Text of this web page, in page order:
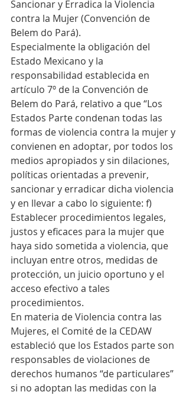
Sancionar y Erradica la Violencia
contra la Mujer (Convención de
Belem do Pará).
Especialmente la obligación del
Estado Mexicano y la
responsabilidad establecida en
artículo 7º de la Convención de
Belem do Pará, relativo a que “Los
Estados Parte condenan todas las
formas de violencia contra la mujer y
convienen en adoptar, por todos los
medios apropiados y sin dilaciones,
políticas orientadas a prevenir,
sancionar y erradicar dicha violencia
y en llevar a cabo lo siguiente: f)
Establecer procedimientos legales,
justos y eficaces para la mujer que
haya sido sometida a violencia, que
incluyan entre otros, medidas de
protección, un juicio oportuno y el
acceso efectivo a tales
procedimientos.
En materia de Violencia contra las
Mujeres, el Comité de la CEDAW
estableció que los Estados parte son
responsables de violaciones de
derechos humanos “de particulares”
si no adoptan las medidas con la